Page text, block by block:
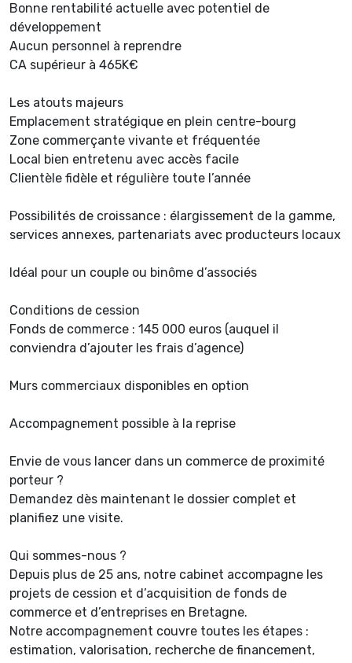
Bonne rentabilité actuelle avec potentiel de
développement
Aucun personnel à reprendre
CA supérieur à 465K€
Les atouts majeurs
Emplacement stratégique en plein centre-bourg
Zone commerçante vivante et fréquentée
Local bien entretenu avec accès facile
Clientèle fidèle et régulière toute l’année
Possibilités de croissance : élargissement de la gamme,
services annexes, partenariats avec producteurs locaux
Idéal pour un couple ou binôme d’associés
Conditions de cession
Fonds de commerce : 145 000 euros (auquel il
conviendra d’ajouter les frais d’agence)
Murs commerciaux disponibles en option
Accompagnement possible à la reprise
Envie de vous lancer dans un commerce de proximité
porteur ?
Demandez dès maintenant le dossier complet et
planifiez une visite.
Qui sommes-nous ?
Depuis plus de 25 ans, notre cabinet accompagne les
projets de cession et d’acquisition de fonds de
commerce et d’entreprises en Bretagne.
Notre accompagnement couvre toutes les étapes :
estimation, valorisation, recherche de financement,